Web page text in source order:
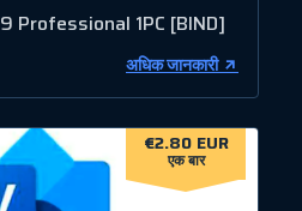
Professional 1PC [BIND]
अधिक जानकारी
€2.80 EUR
एक बार